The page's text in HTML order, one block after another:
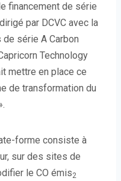
financement de série
par DCVC avec la
série A Carbon
Technology
mettre en place ce
de transformation du
forme consiste à
sur des sites de
le CO émis2